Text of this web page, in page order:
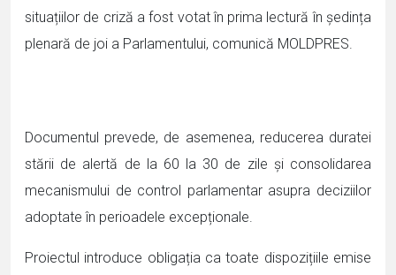
situațiilor de criză a fost votat în prima lectură în ședința
plenară de joi a Parlamentului, comunică MOLDPRES.
Documentul prevede, de asemenea, reducerea duratei
stării de alertă de la 60 la 30 de zile și consolidarea
mecanismului de control parlamentar asupra deciziilor
adoptate în perioadele excepționale.
Proiectul introduce obligația ca toate dispozițiile emise